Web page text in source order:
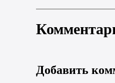
Добавить